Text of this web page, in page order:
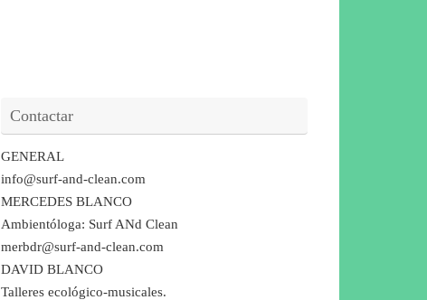
Contactar
GENERAL
info@surf-and-clean.com
MERCEDES BLANCO
Ambientóloga: Surf ANd Clean
merbdr@surf-and-clean.com
DAVID BLANCO
Talleres ecológico-musicales.